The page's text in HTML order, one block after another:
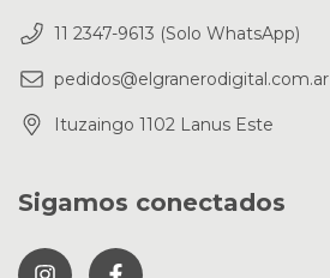
11 2347-9613 (Solo WhatsApp)
pedidos@elgranerodigital.com.ar
Ituzaingo 1102 Lanus Este
Sigamos conectados